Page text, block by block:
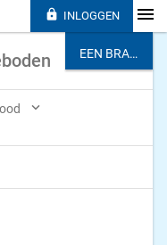
EEN BRANCHE KIEZEN

 INLOGGEN